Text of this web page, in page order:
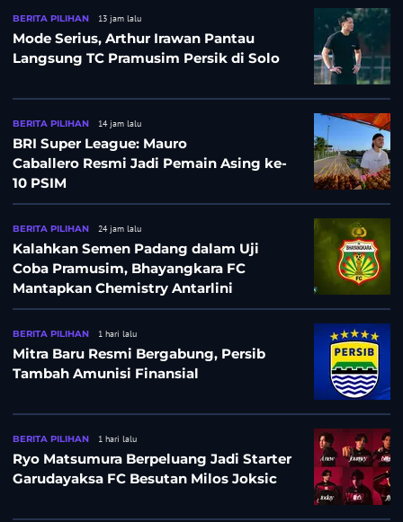
BERITA PILIHAN 13 jam lalu
Mode Serius, Arthur Irawan Pantau
Langsung TC Pramusim Persik di Solo
BERITA PILIHAN 14 jam lalu
BRI Super League: Mauro
Caballero Resmi Jadi Pemain Asing ke-
10 PSIM
BERITA PILIHAN 24 jam lalu
Kalahkan Semen Padang dalam Uji
Coba Pramusim, Bhayangkara FC
Mantapkan Chemistry Antarlini
BERITA PILIHAN 1 hari lalu
Mitra Baru Resmi Bergabung, Persib
Tambah Amunisi Finansial
BERITA PILIHAN 1 hari lalu
Ryo Matsumura Berpeluang Jadi Starter
Garudayaksa FC Besutan Milos Joksic